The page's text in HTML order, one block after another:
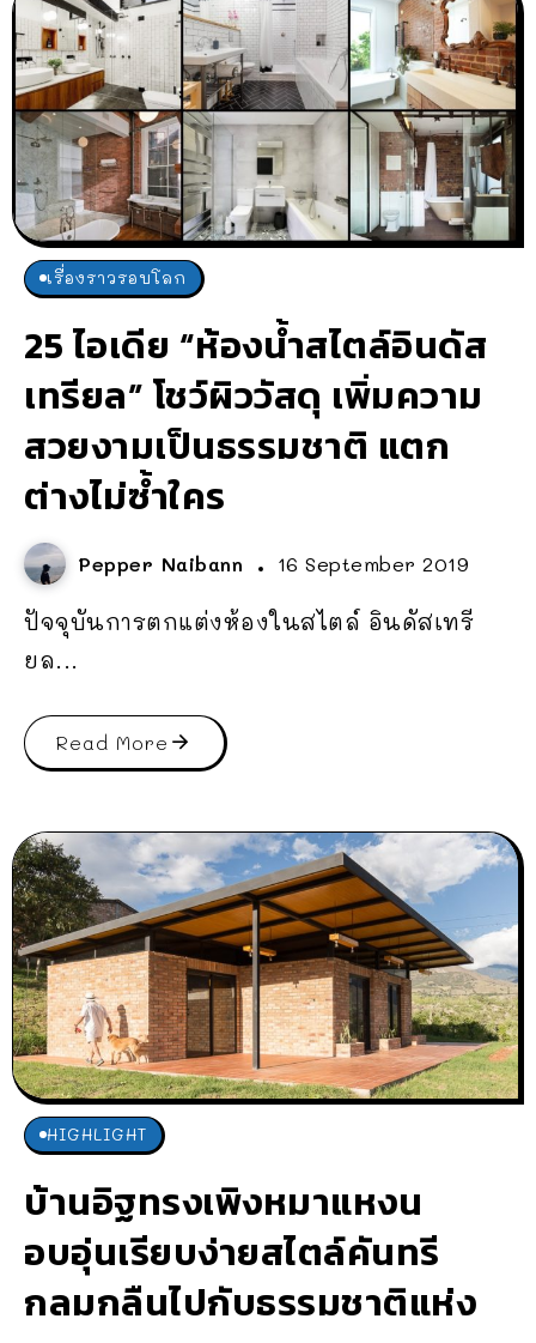
เรื่องราวรอบโลก
25 ไอเดีย “ห้องน้ำสไตล์อินดัส
เทรียล” โชว์ผิววัสดุ เพิ่มความ
สวยงามเป็นธรรมชาติ แตก
ต่างไม่ซ้ำใคร
Pepper Naibann 16 September 2019
ปัจจุบันการตกแต่งห้องในสไตล์ อินดัสเทรี
ยล...
Read More
HIGHLIGHT
บ้านอิฐทรงเพิงหมาแหงน
อบอุ่นเรียบง่ายสไตล์คันทรี
กลมกลืนไปกับธรรมชาติแห่ง